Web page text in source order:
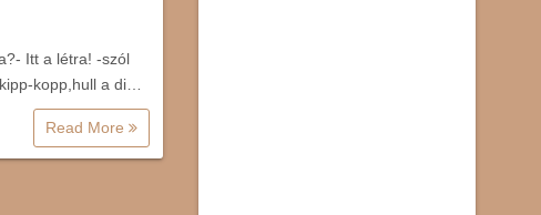
Itt a létra! -szól
kopp,hull a di…
Read More